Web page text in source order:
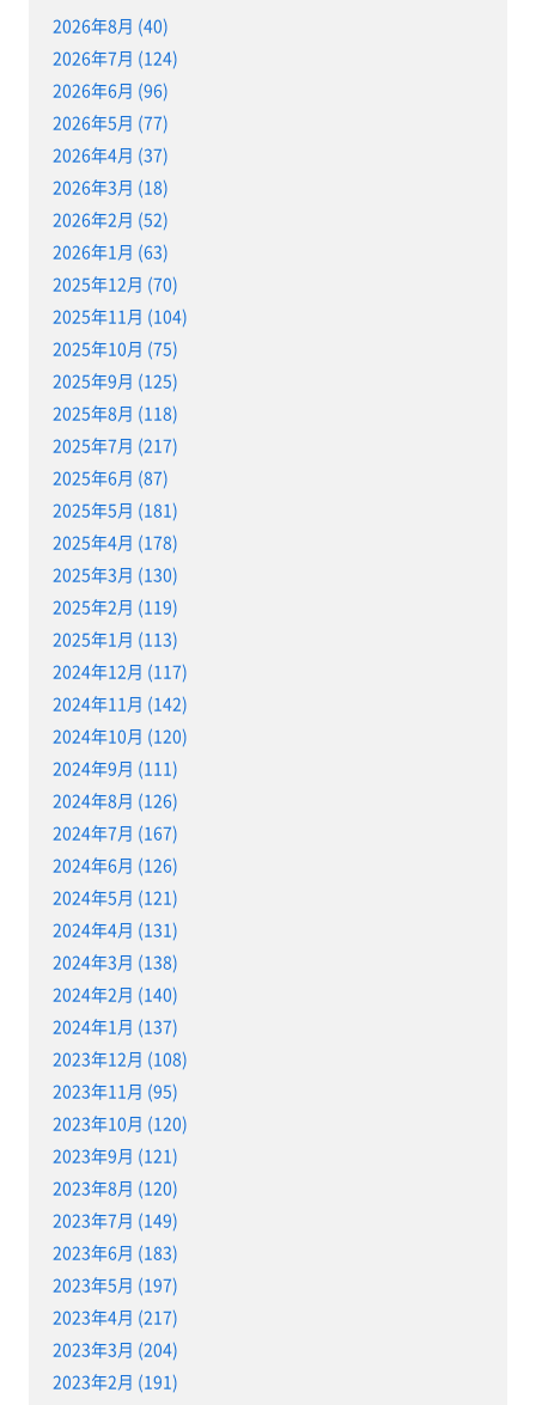
2026年8月 (40)
2026年7月 (124)
2026年6月 (96)
2026年5月 (77)
2026年4月 (37)
2026年3月 (18)
2026年2月 (52)
2026年1月 (63)
2025年12月 (70)
2025年11月 (104)
2025年10月 (75)
2025年9月 (125)
2025年8月 (118)
2025年7月 (217)
2025年6月 (87)
2025年5月 (181)
2025年4月 (178)
2025年3月 (130)
2025年2月 (119)
2025年1月 (113)
2024年12月 (117)
2024年11月 (142)
2024年10月 (120)
2024年9月 (111)
2024年8月 (126)
2024年7月 (167)
2024年6月 (126)
2024年5月 (121)
2024年4月 (131)
2024年3月 (138)
2024年2月 (140)
2024年1月 (137)
2023年12月 (108)
2023年11月 (95)
2023年10月 (120)
2023年9月 (121)
2023年8月 (120)
2023年7月 (149)
2023年6月 (183)
2023年5月 (197)
2023年4月 (217)
2023年3月 (204)
2023年2月 (191)